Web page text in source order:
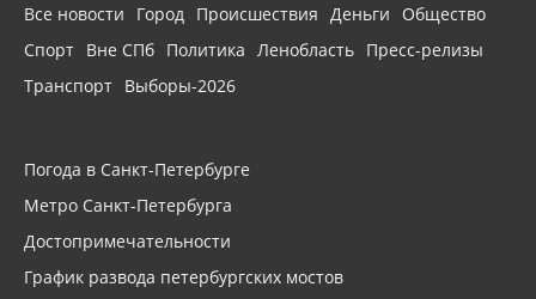
Все новости Город Происшествия Деньги
Общество
Спорт Вне СПб Политика Ленобласть Пресс-релизы
Транспорт Выборы-2026
Погода в Санкт-Петербурге
Метро Санкт-Петербурга
Достопримечательности
График развода петербургских мостов